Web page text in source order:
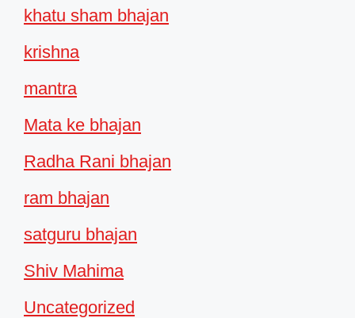
khatu sham bhajan
krishna
mantra
Mata ke bhajan
Radha Rani bhajan
ram bhajan
satguru bhajan
Shiv Mahima
Uncategorized